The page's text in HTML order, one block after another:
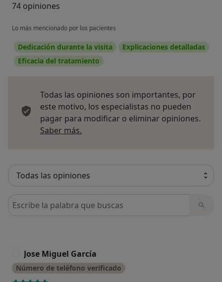
74 opiniones
Lo más mencionado por los pacientes
Dedicación durante la visita
Explicaciones detalladas
Eficacia del tratamiento
Todas las opiniones son importantes, por
este motivo, los especialistas no pueden
pagar para modificar o eliminar opiniones.
Saber más.
Busca en opiniones
Jose Miguel García
Número de teléfono verificado